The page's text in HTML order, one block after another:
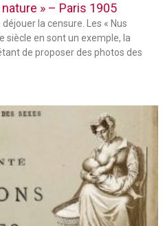
» – Paris 1905
la censure. Les « Nus
siècle en sont un exemple, la
de proposer des photos des